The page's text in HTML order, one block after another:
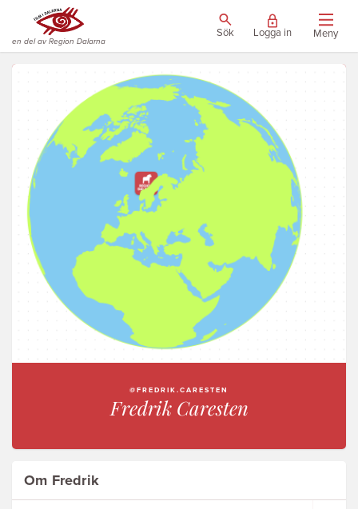
en del av Region Dalarna
Sök Logga in Meny
@FREDRIK.CARESTEN
Fredrik Caresten
Om Fredrik